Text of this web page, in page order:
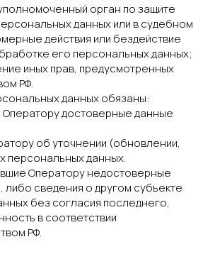
орган по защите
данных или в судебном
действия или бездействие
его персональных данных;
иных прав, предусмотренных
РФ.
данных обязаны:
Оператору достоверные данные
об уточнении (обновлении,
персональных данных.
Оператору недостоверные
либо сведения о другом субъекте
без согласия последнего,
в соответствии
РФ.